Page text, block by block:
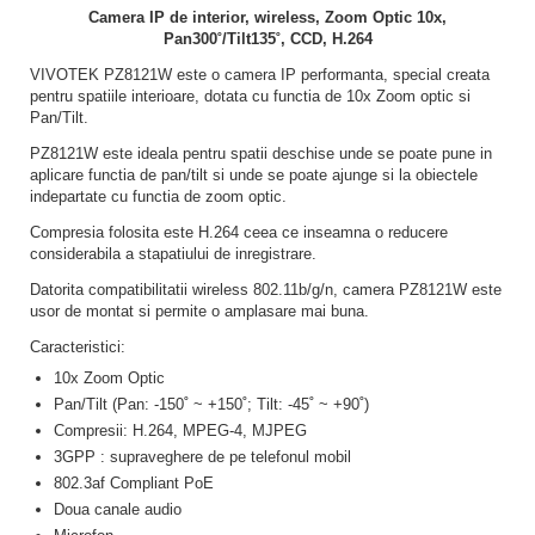
Camera IP de interior, wireless, Zoom Optic 10x,
Pan300˚/Tilt135˚, CCD, H.264
VIVOTEK PZ8121W este o camera IP performanta, special creata
pentru spatiile interioare, dotata cu functia de 10x Zoom optic si
Pan/Tilt.
PZ8121W este ideala pentru spatii deschise unde se poate pune in
aplicare functia de pan/tilt si unde se poate ajunge si la obiectele
indepartate cu functia de zoom optic.
Compresia folosita este H.264 ceea ce inseamna o reducere
considerabila a stapatiului de inregistrare.
Datorita compatibilitatii wireless 802.11b/g/n, camera PZ8121W este
usor de montat si permite o amplasare mai buna.
Caracteristici:
10x Zoom Optic
Pan/Tilt (Pan: -150˚ ~ +150˚; Tilt: -45˚ ~ +90˚)
Compresii: H.264, MPEG-4, MJPEG
3GPP : supraveghere de pe telefonul mobil
802.3af Compliant PoE
Doua canale audio